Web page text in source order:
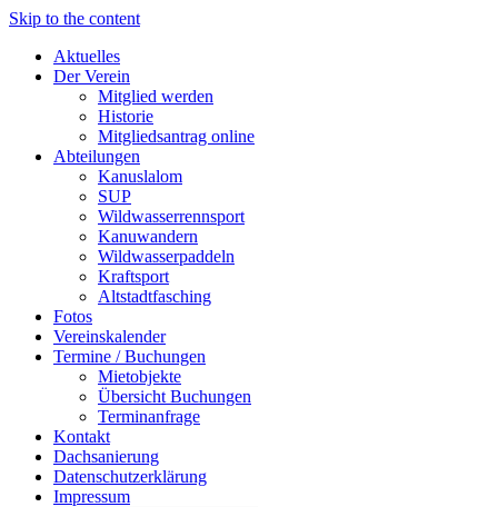
Skip to the content
Aktuelles
Der Verein
Mitglied werden
Historie
Mitgliedsantrag online
Abteilungen
Kanuslalom
SUP
Wildwasserrennsport
Kanuwandern
Wildwasserpaddeln
Kraftsport
Altstadtfasching
Fotos
Vereinskalender
Termine / Buchungen
Mietobjekte
Übersicht Buchungen
Terminanfrage
Kontakt
Dachsanierung
Datenschutzerklärung
Impressum